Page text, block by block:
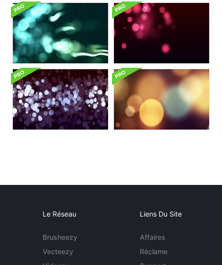
Le Réseau
Brusheezy
Vecteezy
Liens Du Site
Affaires
Réclame